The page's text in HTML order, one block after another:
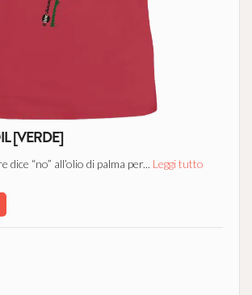
[VERDE]
“no” all’olio di palma per... Leggi tutto